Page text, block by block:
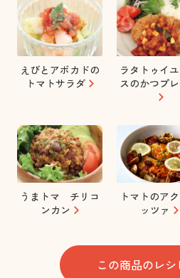
えびとアボカドの
トマトサラダ
ラタトゥイ
スのかつプ
うまトマ チリコ
ンカン
トマトのア
ッツァ
この商品のレ